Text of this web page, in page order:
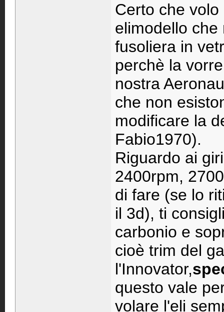
Certo che
elimodello
fusoliera in
perchè la
nostra
che non
modificare la
Fabio1970).
Riguardo ai
2400rpm,
di fare (se lo
il 3d), ti
carbonio e
cioè trim del
l'Innovator,
questo vale
volare l'eli